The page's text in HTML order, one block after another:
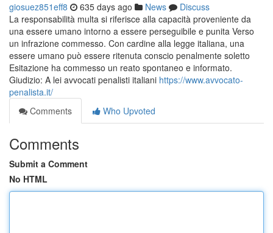
giosuez851eff8 635 days ago News
Discuss
La responsabilità multa si riferisce alla capacità proveniente da
una essere umano intorno a essere perseguibile e punita Verso
un infrazione commesso. Con cardine alla legge italiana, una
essere umano può essere ritenuta conscio penalmente soletto
Esitazione ha commesso un reato spontaneo e informato.
Giudizio: A lei avvocati penalisti italiani https://www.avvocato-
penalista.it/
Comments
Who Upvoted
Comments
Submit a Comment
No HTML